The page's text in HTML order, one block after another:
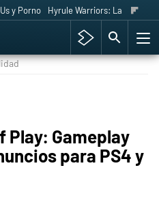
y Porno Hyrule Warriors: La Era del
Play: Gameplay
para PS4 y